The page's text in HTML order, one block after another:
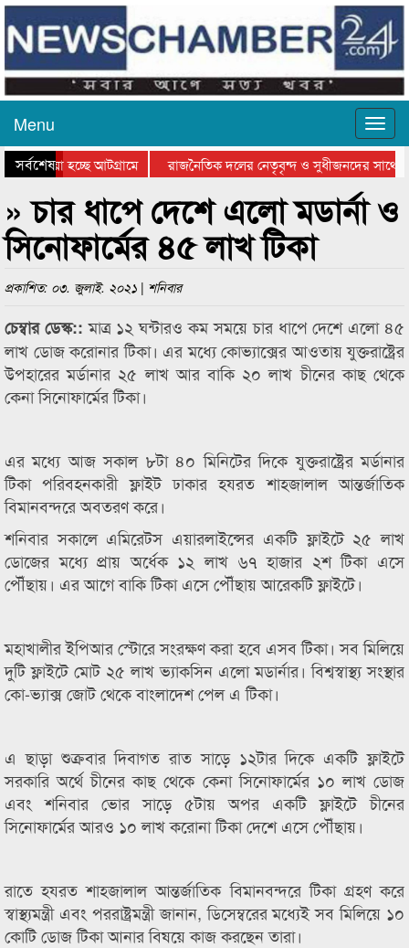
Menu
সর্বশেষ
যাওয়া হচ্ছে আটগ্রামে
রাজনৈতিক দলের নেতৃবৃন্দ ও সুধীজনদের সাথে
সিলেটে বাংলাদেশ গ্রুপ থিয়েটার ফেডারেশানের
» চার ধাপে দেশে এলো মডার্না ও
সিনোফার্মের ৪৫ লাখ টিকা
প্রকাশিত: ০৩. জুলাই. ২০২১ | শনিবার
চেম্বার ডেস্ক::মাত্র ১২ ঘন্টারও কম সময়ে চার ধাপে দেশে এলো ৪৫
লাখ ডোজ করোনার টিকা। এর মধ্যে কোভ্যাক্সের আওতায় যুক্তরাষ্ট্রের
উপহারের মর্ডানার ২৫ লাখ আর বাকি ২০ লাখ চীনের কাছ থেকে
কেনা সিনোফার্মের টিকা।
এর মধ্যে আজ সকাল ৮টা ৪০ মিনিটের দিকে যুক্তরাষ্ট্রের মর্ডানার
টিকা পরিবহনকারী ফ্লাইট ঢাকার হযরত শাহজালাল আন্তর্জাতিক
বিমানবন্দরে অবতরণ করে।
শনিবার সকালে এমিরেটস এয়ারলাইন্সের একটি ফ্লাইটে ২৫ লাখ
ডোজের মধ্যে প্রায় অর্ধেক ১২ লাখ ৬৭ হাজার ২শ টিকা এসে
পৌঁছায়। এর আগে বাকি টিকা এসে পৌঁছায় আরেকটি ফ্লাইটে।
মহাখালীর ইপিআর স্টোরে সংরক্ষণ করা হবে এসব টিকা। সব মিলিয়ে
দুটি ফ্লাইটে মোট ২৫ লাখ ভ্যাকসিন এলো মডার্নার। বিশ্বস্বাস্থ্য সংস্থার
কো-ভ্যাক্স জোট থেকে বাংলাদেশ পেল এ টিকা।
এ ছাড়া শুক্রবার দিবাগত রাত সাড়ে ১২টার দিকে একটি ফ্লাইটে
সরকারি অর্থে চীনের কাছ থেকে কেনা সিনোফার্মের ১০ লাখ ডোজ
এবং শনিবার ভোর সাড়ে ৫টায় অপর একটি ফ্লাইটে চীনের
সিনোফার্মের আরও ১০ লাখ করোনা টিকা দেশে এসে পৌঁছায়।
রাতে হযরত শাহজালাল আন্তর্জাতিক বিমানবন্দরে টিকা গ্রহণ করে
স্বাস্থ্যমন্ত্রী এবং পররাষ্ট্রমন্ত্রী জানান, ডিসেম্বরের মধ্যেই সব মিলিয়ে ১০
কোটি ডোজ টিকা আনার বিষয়ে কাজ করছেন তারা।